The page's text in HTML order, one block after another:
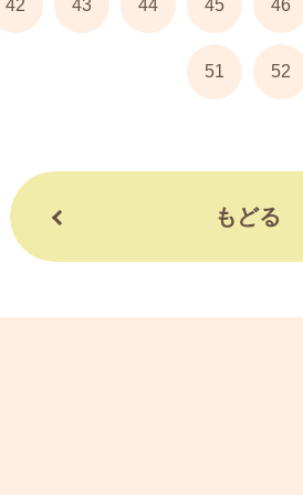
42 43 44 45 46
51 52
もどる